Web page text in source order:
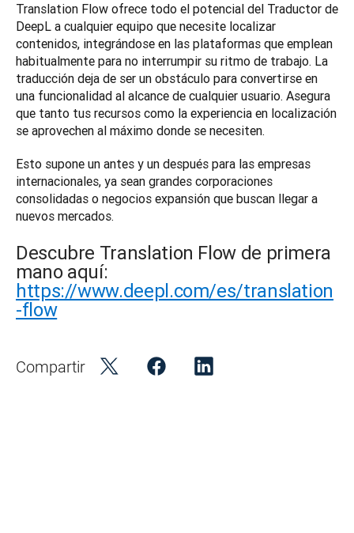
Translation Flow ofrece todo el potencial del Traductor de
DeepL a cualquier equipo que necesite localizar
contenidos, integrándose en las plataformas que emplean
habitualmente para no interrumpir su ritmo de trabajo. La
traducción deja de ser un obstáculo para convertirse en
una funcionalidad al alcance de cualquier usuario. Asegura
que tanto tus recursos como la experiencia en localización
se aprovechen al máximo donde se necesiten.
Esto supone un antes y un después para las empresas
internacionales, ya sean grandes corporaciones
consolidadas o negocios expansión que buscan llegar a
nuevos mercados.
Descubre Translation Flow de primera
mano aquí:
https://www.deepl.com/es/translation
-flow
Compartir